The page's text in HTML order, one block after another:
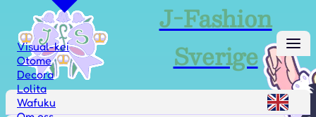
J-Fashion
Sverige
Visual-kei
Otome
Decora
Lolita
Wafuku